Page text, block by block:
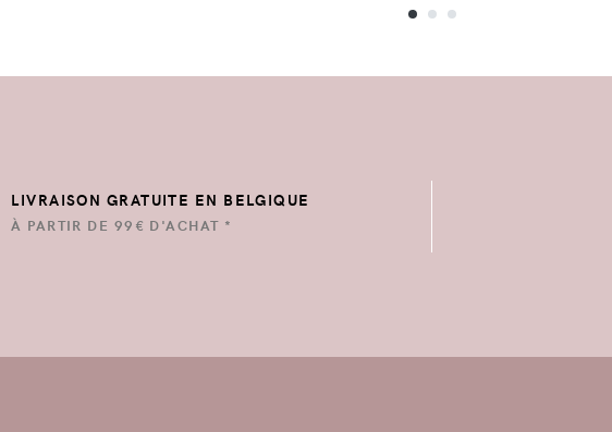
LIVRAISON GRATUITE EN BELGIQUE
À PARTIR DE 99€ D'ACHAT *